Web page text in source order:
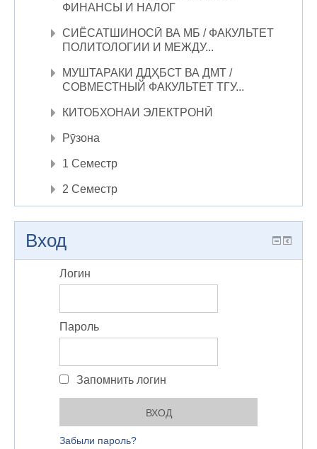
ФИНАНСЫ И НАЛОГ
СИЁСАТШИНОСӢ ВА МБ / ФАКУЛЬТЕТ
ПОЛИТОЛОГИИ И МЕЖДУ...
МУШТАРАКИ ДДҲБСТ ВА ДМТ /
СОВМЕСТНЫЙ ФАКУЛЬТЕТ ТГУ...
КИТОБХОНАИ ЭЛЕКТРОНӢ
Рӯзона
1 Семестр
2 Семестр
Вход
Логин
Пароль
Запомнить логин
Забыли пароль?